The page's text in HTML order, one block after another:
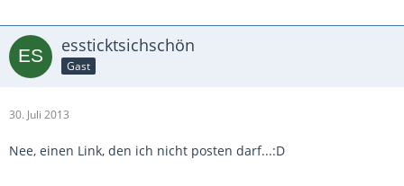
essticktsichschön
Gast
30. Juli 2013
Nee, einen Link, den ich nicht posten darf...:D